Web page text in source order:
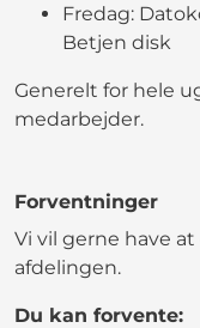
Fredag:
Betjen disk
Generelt for hele
medarbejder.
Forventninger
Vi vil gerne have
afdelingen.
Du kan forvente: